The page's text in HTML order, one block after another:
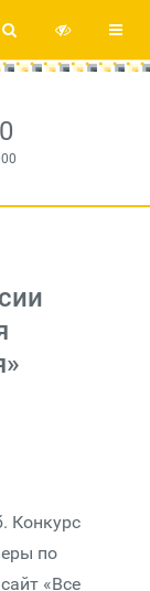
Конкурс
по
«Все